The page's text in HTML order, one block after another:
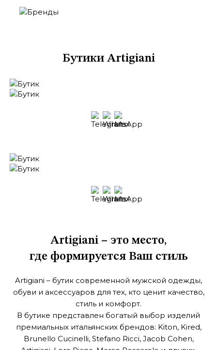
Бутики Artigiani
Artigiani – это место,
где формируется Ваш стиль
Artigiani – бутик современной мужской одежды,
обуви и аксессуаров для тех, кто ценит качество,
стиль и комфорт.
В бутике представлен богатый выбор изделий
премиальных итальянских брендов: Kiton, Kired,
Brunello Cucinelli, Stefano Ricci, Jacob Cohen,